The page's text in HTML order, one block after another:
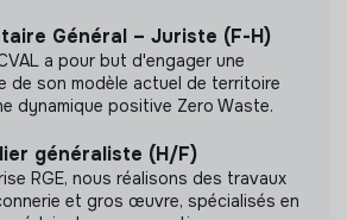
de documents de
Général – Juriste (F-H)
a pour but d'engager une
de son modèle actuel de territoire
dynamique positive Zero Waste.
généraliste (H/F)
RGE, nous réalisons des travaux
et gros œuvre, spécialisés en